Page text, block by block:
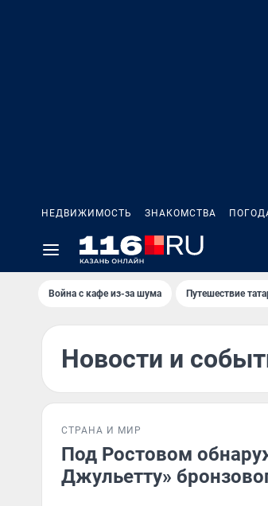
НЕДВИЖИМОСТЬ ЗНАКОМСТВА
Война с кафе из-за шума Путешествие
Новости и
СТРАНА И МИР
Под Ростовом
Джульетту»